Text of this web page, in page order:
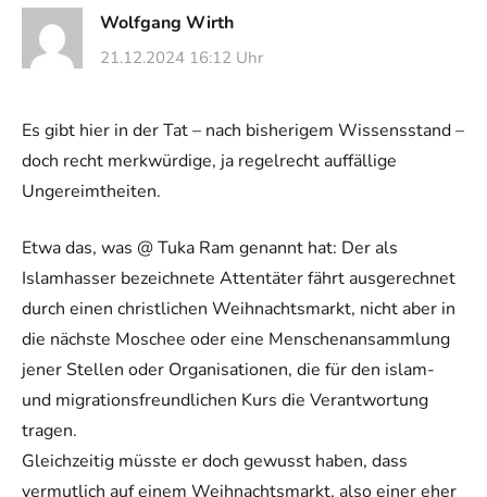
Wolfgang Wirth
21.12.2024 16:12 Uhr
Es gibt hier in der Tat – nach bisherigem Wissensstand –
doch recht merkwürdige, ja regelrecht auffällige
Ungereimtheiten.
Etwa das, was @ Tuka Ram genannt hat: Der als
Islamhasser bezeichnete Attentäter fährt ausgerechnet
durch einen christlichen Weihnachtsmarkt, nicht aber in
die nächste Moschee oder eine Menschenansammlung
jener Stellen oder Organisationen, die für den islam-
und migrationsfreundlichen Kurs die Verantwortung
tragen.
Gleichzeitig müsste er doch gewusst haben, dass
vermutlich auf einem Weihnachtsmarkt, also einer eher